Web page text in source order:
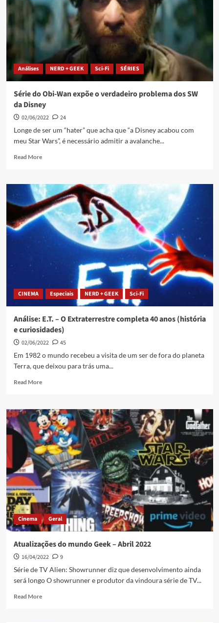
Análises NERD + GEEK Sci-Fi SÉRIES
Série do Obi-Wan expõe o verdadeiro problema dos SW
da Disney
02/06/2022
24
Longe de ser um “hater” que acha que “a Disney acabou com
meu Star Wars”, é necessário admitir a avalanche...
Read More
CINEMA Especiais NERD + GEEK Sci-Fi
Análise: E.T. – O Extraterrestre completa 40 anos (história
e curiosidades)
02/06/2022
45
Em 1982 o mundo recebeu a visita de um ser de fora do planeta
Terra, que deixou para trás uma...
Read More
Cinema Geral
Atualizações do mundo Geek – Abril 2022
16/04/2022
9
Série de TV Alien: Showrunner diz que desenvolvimento ainda
será longo O showrunner e produtor da vindoura série de TV...
Read More